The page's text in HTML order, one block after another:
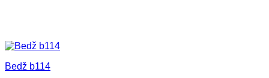
Bedž b114